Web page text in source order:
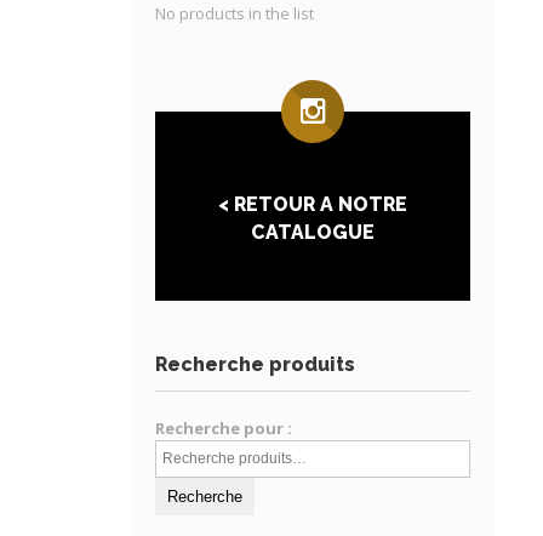
No products in the list
< RETOUR A NOTRE
CATALOGUE
Recherche produits
Recherche pour :